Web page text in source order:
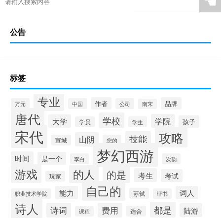
公告
标签
万元 专业 中国 作者 公司 南宋 品牌
唐代 大学 学员 学校 学生 学院 孩子
宋代 宣城 山阴 您的 技能 攻略
时间 是一个 李白 梦幻西游 次韵
游戏 玩家 的人 的是 考生 考试
职业技术学院 能力 自己的 苏轼 证书 词人
诗人 诗词 课程 费用 适合 都是 陆游